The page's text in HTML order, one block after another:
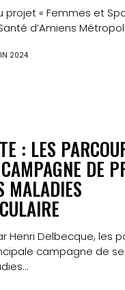
« Femmes et
d’Amiens
2024
: LES
DE
MALADIES
Henri Delbecque, les
campagne de